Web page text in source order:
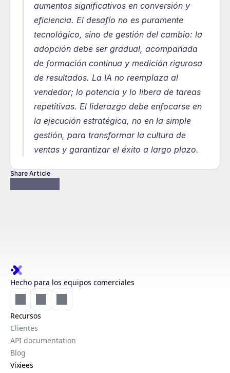
aumentos significativos en conversión y
eficiencia. El desafío no es puramente
tecnológico, sino de gestión del cambio: la
adopción debe ser gradual, acompañada
de formación continua y medición rigurosa
de resultados. La IA no reemplaza al
vendedor; lo potencia y lo libera de tareas
repetitivas. El liderazgo debe enfocarse en
la ejecución estratégica, no en la simple
gestión, para transformar la cultura de
ventas y garantizar el éxito a largo plazo.
Share Article
Hecho para los equipos comerciales
Recursos
Clientes
API documentation
Blog
Vixiees